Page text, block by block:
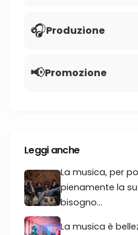
🎧Produzione
📢Promozione
Leggi anche
La musica, per
pienamente la
bisogno...
La musica è